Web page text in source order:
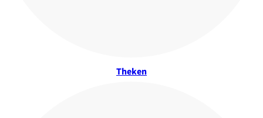
Theken